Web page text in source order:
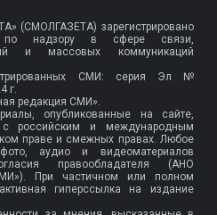
(СМОЛГАЗЕТА) зарегистрировано
надзору в сфере связи,
и массовых коммуникаций
СМИ: серия Эл №
г.
редакция СМИ».
опубликованные на сайте,
российским и международным
праве и смежных правах. Любое
аудио и видеоматериалов
правообладателя (АНО
При частичном или полном
гиперссылка на издание